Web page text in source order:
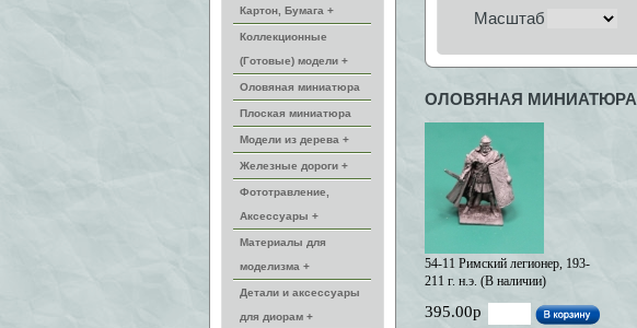
Картон, Бумага +
Коллекционные
(Готовые) модели +
Оловяная миниатюра
Плоская миниатюра
Модели из дерева +
Железные дороги +
Фототравление,
Аксессуары +
Материалы для
моделизма +
Детали и аксессуары
для диорам +
Масштаб
ОЛОВЯНАЯ МИНИАТЮРА
54-11 Римский легионер, 193-
211 г. н.э. (В наличии)
395.00р